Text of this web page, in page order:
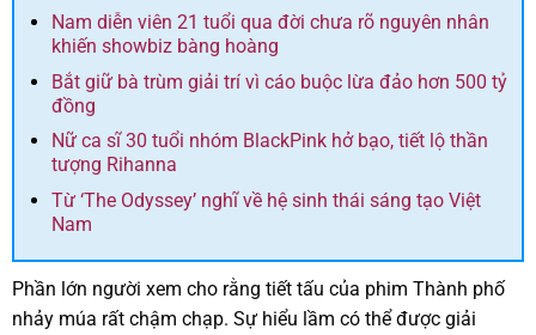
Nam diễn viên 21 tuổi qua đời chưa rõ nguyên nhân
khiến showbiz bàng hoàng
Bắt giữ bà trùm giải trí vì cáo buộc lừa đảo hơn 500 tỷ
đồng
Nữ ca sĩ 30 tuổi nhóm BlackPink hở bạo, tiết lộ thần
tượng Rihanna
Từ ‘The Odyssey’ nghĩ về hệ sinh thái sáng tạo Việt
Nam
Phần lớn người xem cho rằng tiết tấu của phim Thành phố
nhảy múa rất chậm chạp. Sự hiểu lầm có thể được giải